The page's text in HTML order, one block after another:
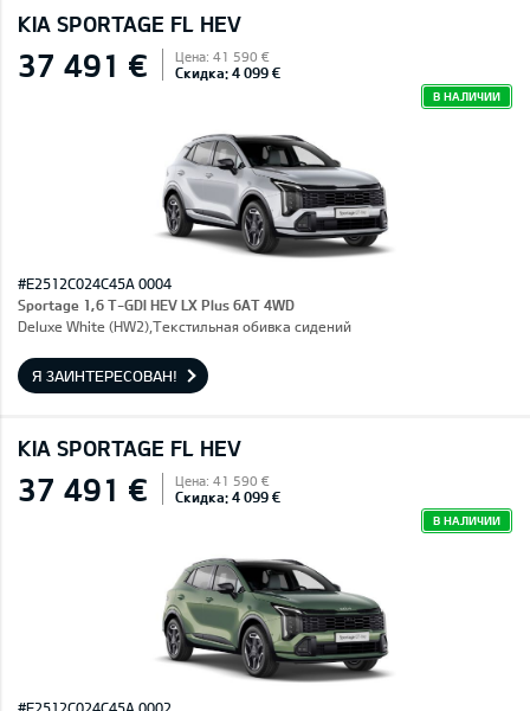
KIA SPORTAGE FL HEV
37 491 € Цена: 41 590 €
Скидка: 4 099 €
В НАЛИЧИИ
#E2512C024C45A 0004
Sportage 1,6 T-GDI HEV LX Plus 6AT 4WD
Deluxe White (HW2),Текстильная обивка сидений
Я ЗАИНТЕРЕСОВАН!
KIA SPORTAGE FL HEV
37 491 € Цена: 41 590 €
Скидка: 4 099 €
В НАЛИЧИИ
#E2512C024C45A 0002